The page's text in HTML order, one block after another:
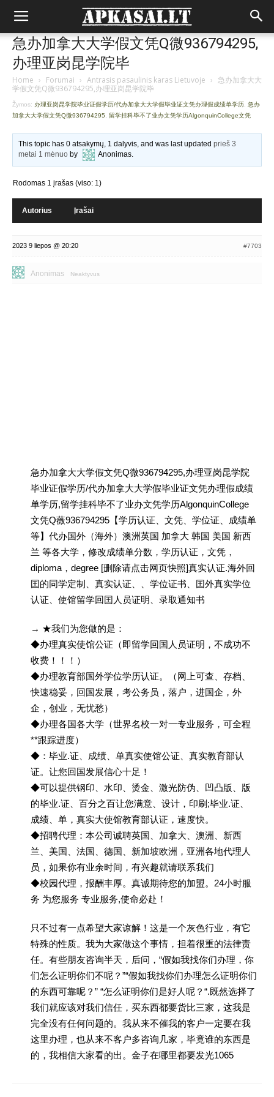
急办加拿大大学假文凭Q微936794295,
办理亚岗昆学院毕
Home › Forumai › Antrasis pasaulinis karas Lietuvoje › 急办加拿大大
学假文凭Q微936794295,办理亚岗昆学院毕
Žymos: 办理亚岗昆学院毕业证假学历/代办加拿大大学假毕业证文凭办理假成绩单学历 急办
加拿大大学假文凭Q微936794295
留学挂科毕不了业办文凭学历AlgonquinCollege文凭
This topic has 0 atsakymų, 1 dalyvis, and was last updatedprieš 3
metai 1 mėnuo by Anonimas.
Rodomas 1 įrašas (viso: 1)
Autorius Įrašai
2023 9 liepos @ 20:20 #7703
Anonimas Neaktyvus
急办加拿大大学假文凭Q微936794295,办理亚岗昆学院
毕业证假学历/代办加拿大大学假毕业证文凭办理假成绩
单学历,留学挂科毕不了业办文凭学历AlgonquinCollege
文凭Q薇936794295【学历认证、文凭、学位证、成绩单
等】代办国外（海外）澳洲英国 加拿大 韩国 美国 新西
兰 等各大学，修改成绩单分数，学历认证，文凭，
diploma，degree [删除请点击网页快照]真实认证.海外回
囯的同学定制、真实认证、、学位证书、囯外真实学位
认证、使馆留学回囯人员证明、录取通知书
→ ★我们为您做的是：
◆办理真实使馆公证（即留学回国人员证明，不成功不
收费！！！）
◆办理教育部国外学位学历认证。（网上可查、存档、
快速稳妥，回国发展，考公务员，落户，进国企，外
企，创业，无忧愁）
◆办理各国各大学（世界名校一对一专业服务，可全程
**跟踪进度）
◆：毕业.证、成绩、单真实使馆公证、真实教育部认
证。让您回国发展信心十足！
◆可以提供钢印、水印、烫金、激光防伪、凹凸版、版
的毕业.证、百分之百让您满意、设计，印刷;毕业.证、
成绩、单，真实大使馆教育部认证，速度快。
◆招聘代理：本公司诚聘英国、加拿大、澳洲、新西
兰、美国、法国、德国、新加坡欧洲，亚洲各地代理人
员，如果你有业余时间，有兴趣就请联系我们
◆校园代理，报酬丰厚。真诚期待您的加盟。24小时服
务 为您服务 专业服务,使命必赴！
只不过有一点希望大家谅解！这是一个灰色行业，有它
特殊的性质。我为大家做这个事情，担着很重的法律责
任。有些朋友咨询半天，后问，“假如我找你们办理，你
们怎么证明你们不呢？”“假如我找你们办理怎么证明你们
的东西可靠呢？” “怎么证明你们是好人呢？“.既然选择了
我们就应该对我们信任，买东西都要货比三家，这我是
完全没有任何问题的。我从来不催我的客户一定要在我
这里办理，也从来不客户多咨询几家，毕竟谁的东西是
的，我相信大家看的出。金子在哪里都要发光1065